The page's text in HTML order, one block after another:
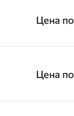
Цена
Цена